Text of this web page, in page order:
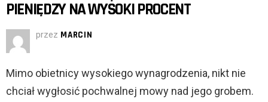
PIENIĘDZY NA WYSOKI PROCENT
przez MARCIN
Mimo obietnicy wysokiego wynagrodzenia, nikt nie
chciał wygłosić pochwalnej mowy nad jego grobem.